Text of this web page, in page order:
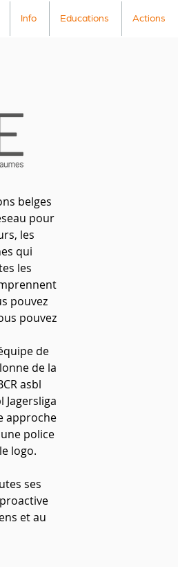
Info Educations Actions
belges
pour
les
qui
les
pouvez
pouvez
de
de la
asbl
Jagersliga
approche
police
logo.
ses
et au